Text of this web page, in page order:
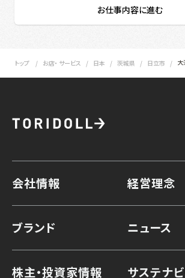
お仕事内容に進む
トップ お店・ サービス 日本 茨城県 日立市
会社情報 経営理念
ブランド ニュース
株主・投資家情報 サステナビ